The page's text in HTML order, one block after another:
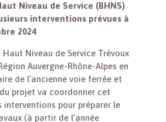
Niveau de Service (BHNS)
interventions prévues à
2024
Haut Niveau de Service Trévoux
Auvergne-Rhône-Alpes en
de l’ancienne voie ferrée et
projet va coordonner cet
interventions pour préparer le
(à partir de l’année